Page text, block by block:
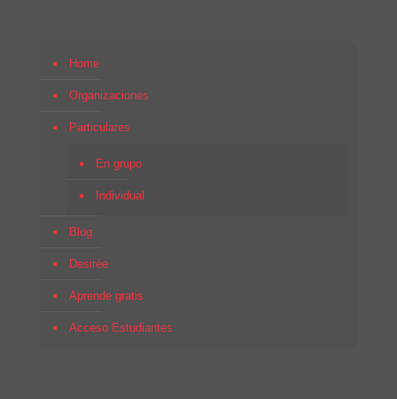
Home
Organizaciones
Particulares
En grupo
Individual
Blog
Desirée
Aprende gratis
Acceso Estudiantes